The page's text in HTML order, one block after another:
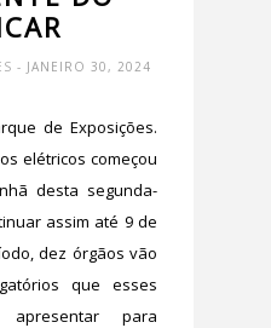
- JANEIRO 30, 2024
de Exposições.
elétricos começou
desta segunda-
assim até 9 de
dez órgãos vão
que esses
apresentar para